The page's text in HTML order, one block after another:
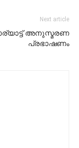
Next article
അനുസ്മരണ
പ്രഭാഷണം